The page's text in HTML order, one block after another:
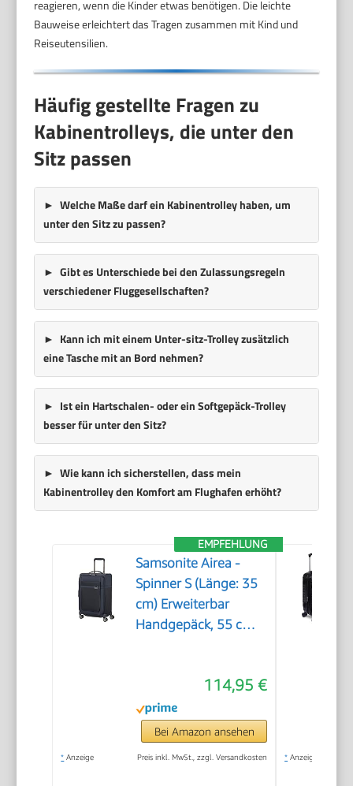
reagieren, wenn die Kinder etwas benötigen. Die leichte
Bauweise erleichtert das Tragen zusammen mit Kind und
Reiseutensilien.
Häufig gestellte Fragen zu
Kabinentrolleys, die unter den
Sitz passen
Welche Maße darf ein Kabinentrolley haben, um
unter den Sitz zu passen?
Gibt es Unterschiede bei den Zulassungsregeln
verschiedener Fluggesellschaften?
Kann ich mit einem Unter-sitz-Trolley zusätzlich
eine Tasche mit an Bord nehmen?
Ist ein Hartschalen- oder ein Softgepäck-Trolley
besser für unter den Sitz?
Wie kann ich sicherstellen, dass mein
Kabinentrolley den Komfort am Flughafen erhöht?
EMPFEHLUNG
Samsonite Airea -
Spinner S (Länge: 35
cm) Erweiterbar
Handgepäck, 55 cm,
114,95 €
Bei Amazon ansehen
* Anzeige Preis inkl. MwSt., zzgl. Versandkosten * Anzeige